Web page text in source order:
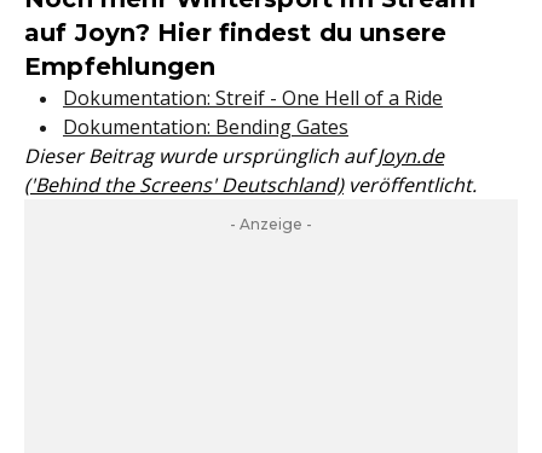
auf Joyn? Hier findest du unsere
Empfehlungen
Dokumentation: Streif - One Hell of a Ride
Dokumentation: Bending Gates
Dieser Beitrag wurde ursprünglich aufJoyn.de
('Behind the Screens' Deutschland)veröffentlicht.
- Anzeige -